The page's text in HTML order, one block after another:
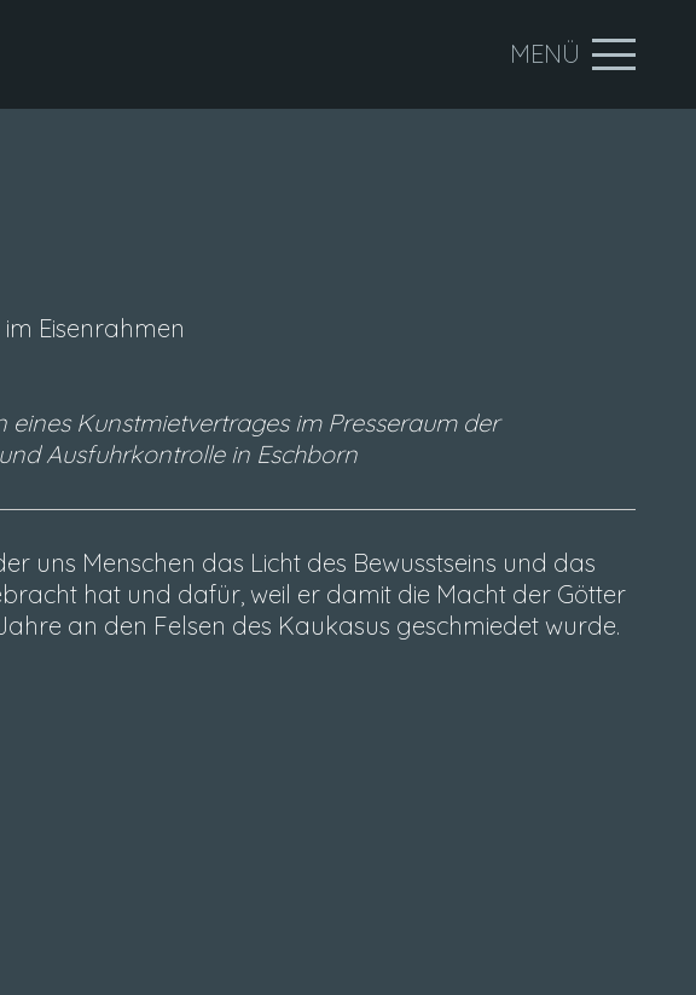
MENÜ
Eisenrahmen
eines Kunstmietvertrages im Presseraum der
Ausfuhrkontrolle in Eschborn
uns Menschen das Licht des Bewusstseins und das
hat und dafür, weil er damit die Macht der Götter
an den Felsen des Kaukasus geschmiedet wurde.